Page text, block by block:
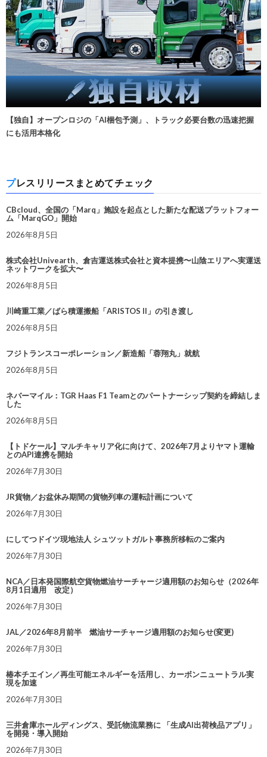
【独自】オープンロジの「AI梱包予測」、トラック必要台数の迅速把握
にも活用本格化
プレスリリースまとめてチェック
CBcloud、全国の「Marq」施設を起点とした新たな配送プラットフォー
ム「MarqGO」開始
2026年8月5日
株式会社Univearth、倉吉運送株式会社と資本提携〜山陰エリアへ実運送
ネットワークを拡大〜
2026年8月5日
川崎重工業／ばら積運搬船「ARISTOS II」の引き渡し
2026年8月5日
フジトランスコーポレーション／新造船「蓉翔丸」就航
2026年8月5日
ネバーマイル：TGR Haas F1 Teamとのパートナーシップ契約を締結しま
した
2026年8月5日
【トドケール】マルチキャリア化に向けて、2026年7月よりヤマト運輸
とのAPI連携を開始
2026年7月30日
JR貨物／お盆休み期間の貨物列車の運転計画について
2026年7月30日
にしてつドイツ現地法人 シュツットガルト事務所移転のご案内
2026年7月30日
NCA／日本発国際航空貨物燃油サーチャージ適用額のお知らせ（2026年
8月1日適用 改定）
2026年7月30日
JAL／2026年8月前半 燃油サーチャージ適用額のお知らせ(変更)
2026年7月30日
椿本チエイン／再生可能エネルギーを活用し、カーボンニュートラル実
現を加速
2026年7月30日
三井倉庫ホールディングス、受託物流業務に 「生成AI出荷検品アプリ」
を開発・導入開始
2026年7月30日